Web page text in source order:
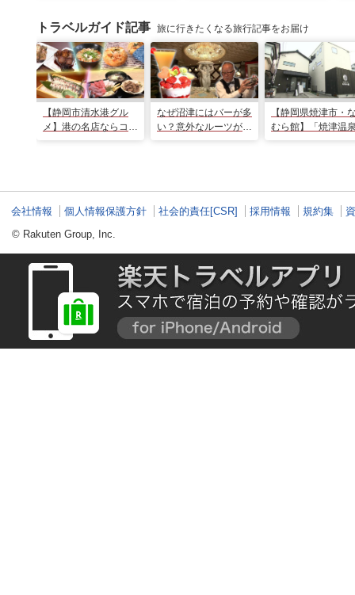
トラベルガイド記事 旅に行きたくなる旅行記事をお届け
【静岡市清水港グル
メ】港の名店ならコ
なぜ沼津にはバーが多
い？意外なルーツがわ
【静岡県焼津市・
むら館】「焼津温
会社情報 個人情報保護方針 社会的責任[CSR] 採用情報 規約集
© Rakuten Group, Inc.